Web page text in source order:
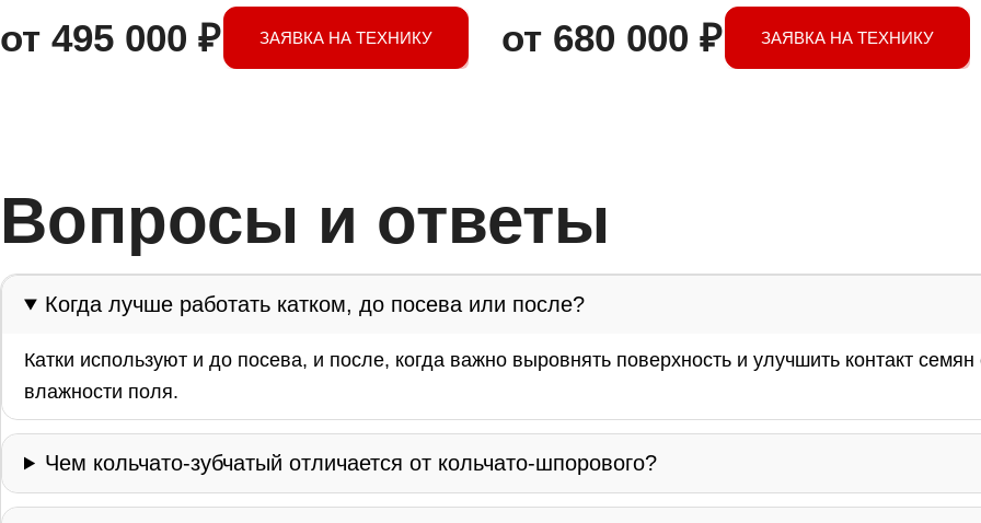
от 495 000 ₽ ЗАЯВКА НА ТЕХНИКУ от 680 000 ₽ ЗАЯВКА НА ТЕХНИКУ
Вопросы и ответы
Когда лучше работать катком, до посева или после?
Катки используют и до посева, и после, когда важно выровнять поверхность и улучшить контакт
влажности поля.
Чем кольчато-зубчатый отличается от кольчато-шпорового?